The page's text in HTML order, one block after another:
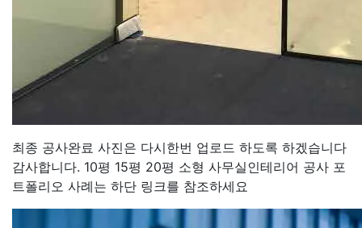
최종 공사완료 사진은 다시한번 업로드 하도록 하겠습니다
감사합니다. 10평 15평 20평 소형 사무실인테리어 공사 포
트폴리오 사례는 하단 링크를 참조하세요